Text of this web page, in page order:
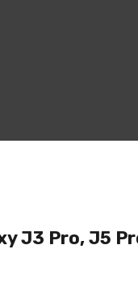
J3 Pro, J5